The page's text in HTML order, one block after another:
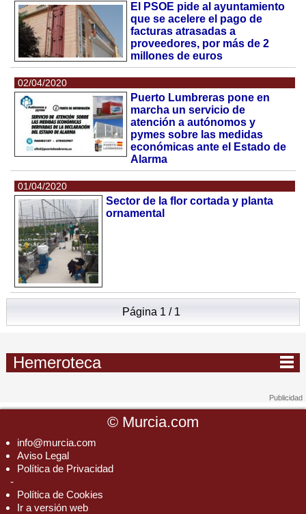
El PSOE pide al ayuntamiento
que se acelere el pago de
facturas atrasadas a
proveedores, por más de 2
millones de euros
02/04/2020
Puerto Lumbreras pone en
marcha un servicio de
atención a autónomos y
pymes sobre las medidas
económicas ante el Estado de
Alarma
01/04/2020
Sector de la flor cortada y planta
ornamental
Página 1 / 1
Hemeroteca
© Murcia.com
info@murcia.com
Aviso Legal
Política de Privacidad
-
Política de Cookies
Ir a versión web